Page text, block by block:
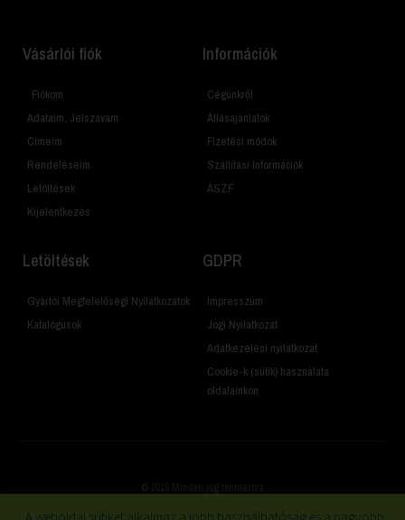
Vásárlói fiók
Fiókom
Adataim, Jelszavam
Címeim
Rendeléseim
Letöltések
Kijelentkezés
Információk
Cégünkről
Állásajánlatok
Fizetési módok
Szállítási Információk
ÁSZF
Letöltések
Gyártói Megfelelőségi Nyilatkozatok
Katalógusok
GDPR
Impresszum
Jogi Nyilatkozat
Adatkezelési nyilatkozat
Cookie-k (sütik) használata
oldalainkon
A weboldal sütiket alkalmaz a jobb használhatóság és a nagyobb